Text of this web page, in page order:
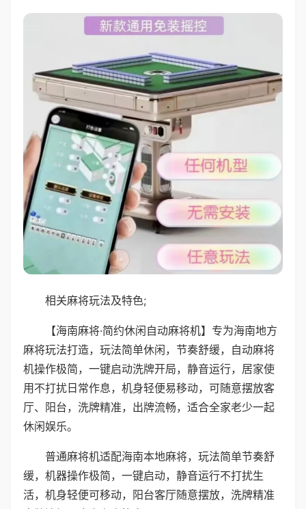
相关麻将玩法及特色;
【海南麻将·简约休闲自动麻将机】专为海南地方
麻将玩法打造，玩法简单休闲，节奏舒缓，自动麻将
机操作极简，一键启动洗牌开局，静音运行，居家使
用不打扰日常作息，机身轻便易移动，可随意摆放客
厅、阳台，洗牌精准，出牌流畅，适合全家老少一起
休闲娱乐。
普通麻将机适配海南本地麻将，玩法简单节奏舒
缓，机器操作极简，一键启动，静音运行不打扰生
活，机身轻便可移动，阳台客厅随意摆放，洗牌精准